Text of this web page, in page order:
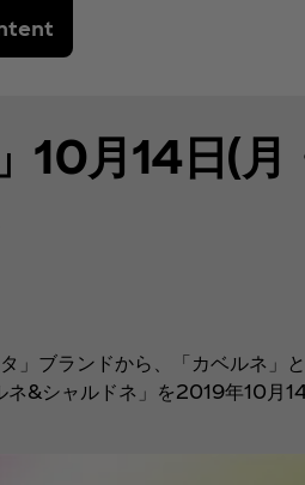
10月14日(月
」ブランドから、「カベルネ」
&シャルドネ」を2019年10月